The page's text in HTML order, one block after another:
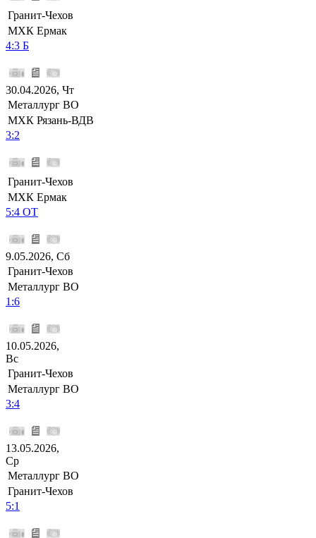
Гранит-Чехов
МХК Ермак
4:3 Б
30.04.2026, Чт
Металлург ВО
МХК Рязань-ВДВ
3:2
Гранит-Чехов
МХК Ермак
5:4 ОТ
9.05.2026, Сб
Гранит-Чехов
Металлург ВО
1:6
10.05.2026,
Вс
Гранит-Чехов
Металлург ВО
3:4
13.05.2026,
Ср
Металлург ВО
Гранит-Чехов
5:1